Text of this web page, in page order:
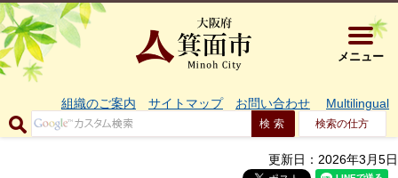
大阪府箕
メニュー
組織のご案内 サイトマップ お問い合わせ Multilingual
検索の仕方
更新日：2026年3月5日